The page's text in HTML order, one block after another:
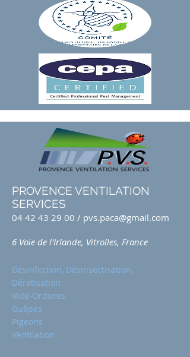
PROVENCE VENTILATION
SERVICES
04 42 43 29 00 / pvs.paca@gmail.com
6 Voie de l'Irlande, Vitrolles, France
Désinfection, Désinsectisation,
Dératisation
Vide-Ordures
Guêpes
Pigeons
Ventilation